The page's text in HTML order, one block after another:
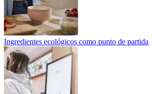
Ingredientes ecológicos como punto de partida